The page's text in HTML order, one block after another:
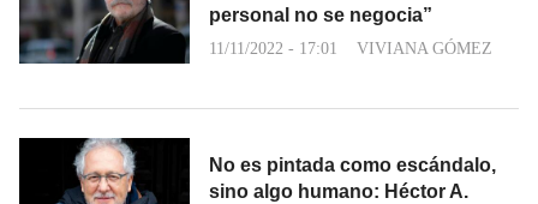
personal no se negocia”
11/11/2022 - 17:01 VIVIANA GÓMEZ
No es pintada como escándalo,
sino algo humano: Héctor A.